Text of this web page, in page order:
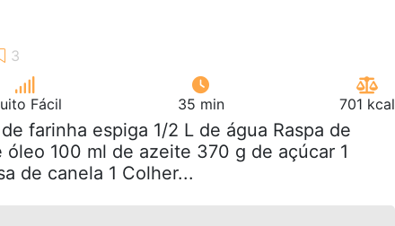
Fácil 35 min 701 kcal
farinha espiga 1/2 L de água Raspa de
óleo 100 ml de azeite 370 g de açúcar 1
de canela 1 Colher...